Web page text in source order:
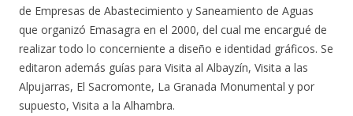
de Empresas de Abastecimiento y Saneamiento de Aguas
que organizó Emasagra en el 2000, del cual me encargué de
realizar todo lo concerniente a diseño e identidad gráficos. Se
editaron además guías para Visita al Albayzín, Visita a las
Alpujarras, El Sacromonte, La Granada Monumental y por
supuesto, Visita a la Alhambra.